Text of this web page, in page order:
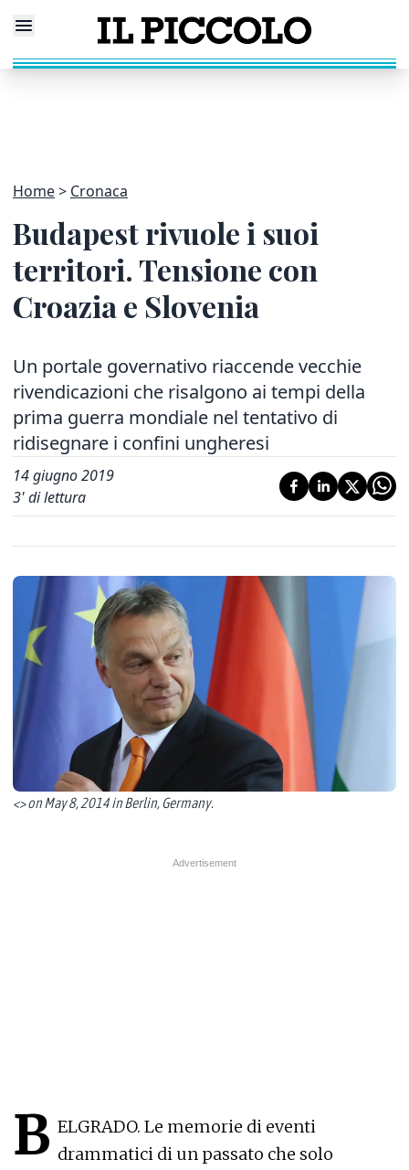
Home Cronaca
Budapest rivuole i suoi
territori. Tensione con
Croazia e Slovenia
Un portale governativo riaccende vecchie
rivendicazioni che risalgono ai tempi della
prima guerra mondiale nel tentativo di
ridisegnare i confini ungheresi
14 giugno 2019
3' di lettura
<> on May 8, 2014 in Berlin, Germany.
B ELGRADO. Le memorie di eventi
drammatici di un passato che solo